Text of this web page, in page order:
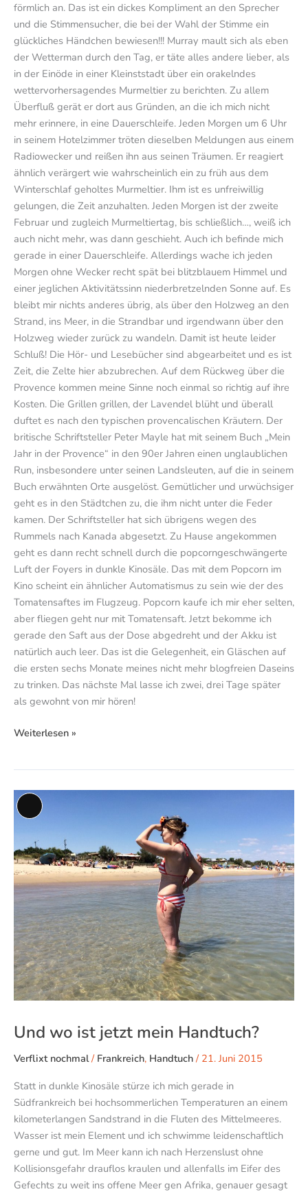
förmlich an. Das ist ein dickes Kompliment an den Sprecher
und die Stimmensucher, die bei der Wahl der Stimme ein
glückliches Händchen bewiesen!!! Murray mault sich als eben
der Wetterman durch den Tag, er täte alles andere lieber, als
in der Einöde in einer Kleinststadt über ein orakelndes
wettervorhersagendes Murmeltier zu berichten. Zu allem
Überfluß gerät er dort aus Gründen, an die ich mich nicht
mehr erinnere, in eine Dauerschleife. Jeden Morgen um 6 Uhr
in seinem Hotelzimmer tröten dieselben Meldungen aus einem
Radiowecker und reißen ihn aus seinen Träumen. Er reagiert
ähnlich verärgert wie wahrscheinlich ein zu früh aus dem
Winterschlaf geholtes Murmeltier. Ihm ist es unfreiwillig
gelungen, die Zeit anzuhalten. Jeden Morgen ist der zweite
Februar und zugleich Murmeltiertag, bis schließlich…, weiß ich
auch nicht mehr, was dann geschieht. Auch ich befinde mich
gerade in einer Dauerschleife. Allerdings wache ich jeden
Morgen ohne Wecker recht spät bei blitzblauem Himmel und
einer jeglichen Aktivitätssinn niederbretzelnden Sonne auf. Es
bleibt mir nichts anderes übrig, als über den Holzweg an den
Strand, ins Meer, in die Strandbar und irgendwann über den
Holzweg wieder zurück zu wandeln. Damit ist heute leider
Schluß! Die Hör- und Lesebücher sind abgearbeitet und es ist
Zeit, die Zelte hier abzubrechen. Auf dem Rückweg über die
Provence kommen meine Sinne noch einmal so richtig auf ihre
Kosten. Die Grillen grillen, der Lavendel blüht und überall
duftet es nach den typischen provencalischen Kräutern. Der
britische Schriftsteller Peter Mayle hat mit seinem Buch „Mein
Jahr in der Provence“ in den 90er Jahren einen unglaublichen
Run, insbesondere unter seinen Landsleuten, auf die in seinem
Buch erwähnten Orte ausgelöst. Gemütlicher und urwüchsiger
geht es in den Städtchen zu, die ihm nicht unter die Feder
kamen. Der Schriftsteller hat sich übrigens wegen des
Rummels nach Kanada abgesetzt. Zu Hause angekommen
geht es dann recht schnell durch die popcorngeschwängerte
Luft der Foyers in dunkle Kinosäle. Das mit dem Popcorn im
Kino scheint ein ähnlicher Automatismus zu sein wie der des
Tomatensaftes im Flugzeug. Popcorn kaufe ich mir eher selten,
aber fliegen geht nur mit Tomatensaft. Jetzt bekomme ich
gerade den Saft aus der Dose abgedreht und der Akku ist
natürlich auch leer. Das ist die Gelegenheit, ein Gläschen auf
die ersten sechs Monate meines nicht mehr blogfreien Daseins
zu trinken. Das nächste Mal lasse ich zwei, drei Tage später
als gewohnt von mir hören!
Weiterlesen »
Lange
Und wo ist jetzt mein Handtuch?
Verflixt nochmal/ Frankreich, Handtuch / 21. Juni 2015
Statt in dunkle Kinosäle stürze ich mich gerade in
Südfrankreich bei hochsommerlichen Temperaturen an einem
kilometerlangen Sandstrand in die Fluten des Mittelmeeres.
Wasser ist mein Element und ich schwimme leidenschaftlich
gerne und gut. Im Meer kann ich nach Herzenslust ohne
Kollisionsgefahr drauflos kraulen und allenfalls im Eifer des
Gefechts zu weit ins offene Meer gen Afrika, genauer gesagt
Und
wo
jetzt
mein
Handtuch?